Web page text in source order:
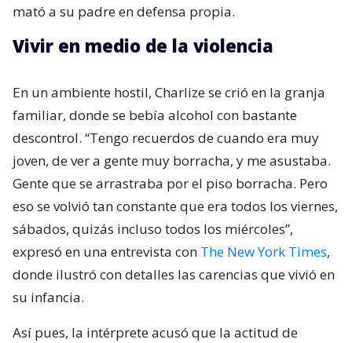
mató a su padre en defensa propia.
Vivir en medio de la violencia
En un ambiente hostil, Charlize se crió en la granja
familiar, donde se bebía alcohol con bastante
descontrol. “Tengo recuerdos de cuando era muy
joven, de ver a gente muy borracha, y me asustaba.
Gente que se arrastraba por el piso borracha. Pero
eso se volvió tan constante que era todos los viernes,
sábados, quizás incluso todos los miércoles”,
expresó en una entrevista con The New York Times,
donde ilustró con detalles las carencias que vivió en
su infancia.
Así pues, la intérprete acusó que la actitud de